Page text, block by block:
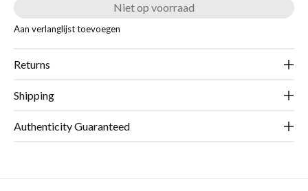
Niet op voorraad
Aan verlanglijst toevoegen
Returns
Shipping
Authenticity Guaranteed